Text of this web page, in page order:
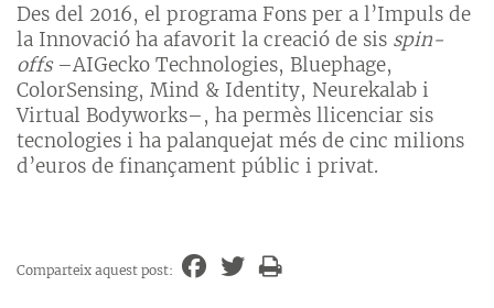
Des del 2016, el programa Fons per a l’Impuls de
la Innovació ha afavorit la creació de sis spin-
offs–AIGecko Technologies, Bluephage,
ColorSensing, Mind & Identity, Neurekalab i
Virtual Bodyworks–, ha permès llicenciar sis
tecnologies i ha palanquejat més de cinc milions
d’euros de finançament públic i privat.
Comparteix aquest post: